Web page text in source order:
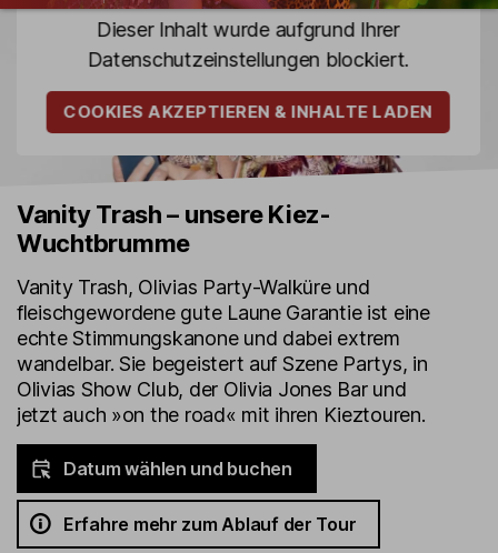
Kult-
Kieztouren
Hamburg
Dieser Inhalt wurde aufgrund Ihrer
Datenschutz­einstellungen blockiert.
COOKIES AKZEPTIEREN & INHALTE LADEN
Vanity Trash – unsere Kiez-
Wuchtbrumme
Vanity Trash, Olivias Party-Walküre und
fleischgewordene gute Laune Garantie ist eine
echte Stimmungskanone und dabei extrem
wandelbar. Sie begeistert auf Szene Partys, in
Olivias Show Club, der Olivia Jones Bar und
jetzt auch »on the road« mit ihren Kieztouren.
Datum wählen und buchen
Erfahre mehr zum Ablauf der Tour